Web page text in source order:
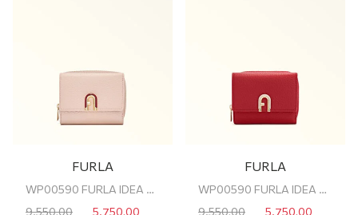
FURLA
WP00590 FURLA IDEA TRIFOLD W/ZIPPED PO
9.550,00
5.750,00
FURLA
WP00590 FURLA IDEA TRIFOLD W/ZIPPED PO
9.550,00
5.750,00